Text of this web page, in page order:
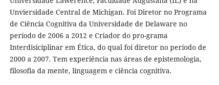
Unviersidade Central de Michigan. Foi Diretor no Programa
de Ciência Cognitiva da Universidade de Delaware no
período de 2006 a 2012 e Criador do pro-grama
Interdisiciplinar em Ética, do qual foi diretor no período de
2000 a 2007. Tem experiência nas áreas de epistemologia,
filosofia da mente, linguagem e ciência cognitiva.